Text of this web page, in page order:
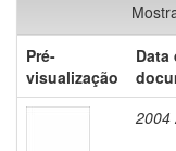
Pré-
visualização
Data
2004